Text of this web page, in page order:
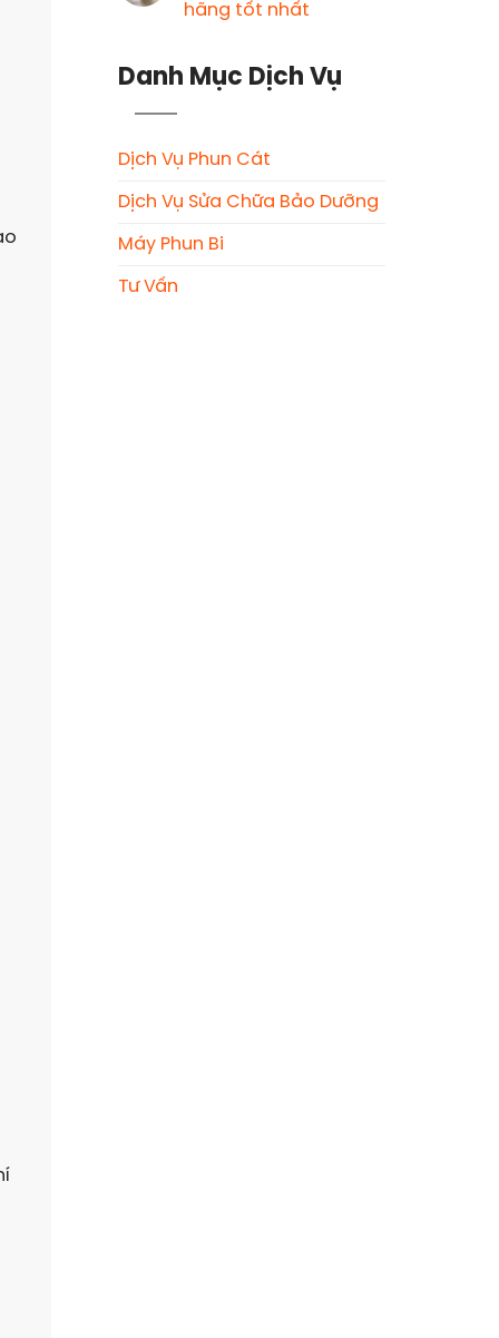
hãng tốt nhất
Danh Mục Dịch Vụ
Dịch Vụ Phun Cát
Dịch Vụ Sửa Chữa Bảo Dưỡng
Máy Phun Bi
Tư Vấn